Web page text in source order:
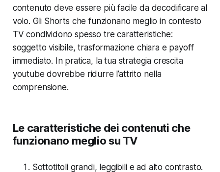
contenuto deve essere più facile da decodificare al
volo. Gli Shorts che funzionano meglio in contesto
TV condividono spesso tre caratteristiche:
soggetto visibile, trasformazione chiara e payoff
immediato. In pratica, la tua strategia crescita
youtube dovrebbe ridurre l’attrito nella
comprensione.
Le caratteristiche dei contenuti che
funzionano meglio su TV
Sottotitoli grandi, leggibili e ad alto contrasto.